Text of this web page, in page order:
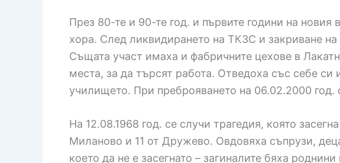
През 80-те и 90-те год. и първите години на
хора. След ликвидирането на ТКЗС и закриване
Същата участ имаха и фабричните цехове в
места, за да търсят работа. Отведоха със себе си
училището. При преброяването на 06.02.2000
На 12.08.1968 год. се случи трагедия, която
Миланово и 11 от Дружево. Овдовяха съпрузи,
което да не е засегнато – загиналите бяха